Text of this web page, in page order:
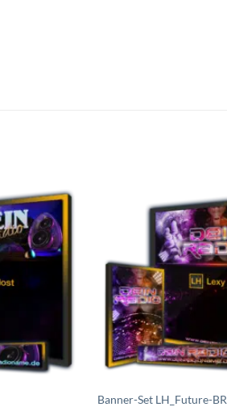
Auf die
Wunschliste
setzen
Banner-Set LH_Future-BR